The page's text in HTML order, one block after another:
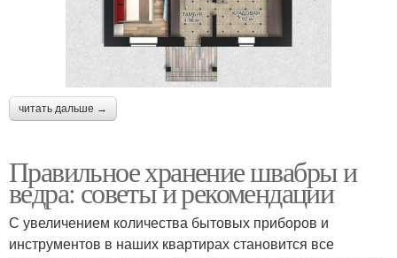
читать дальше →
Правильное хранение швабры и
ведра: советы и рекомендации
С увеличением количества бытовых приборов и
инструментов в наших квартирах становится все